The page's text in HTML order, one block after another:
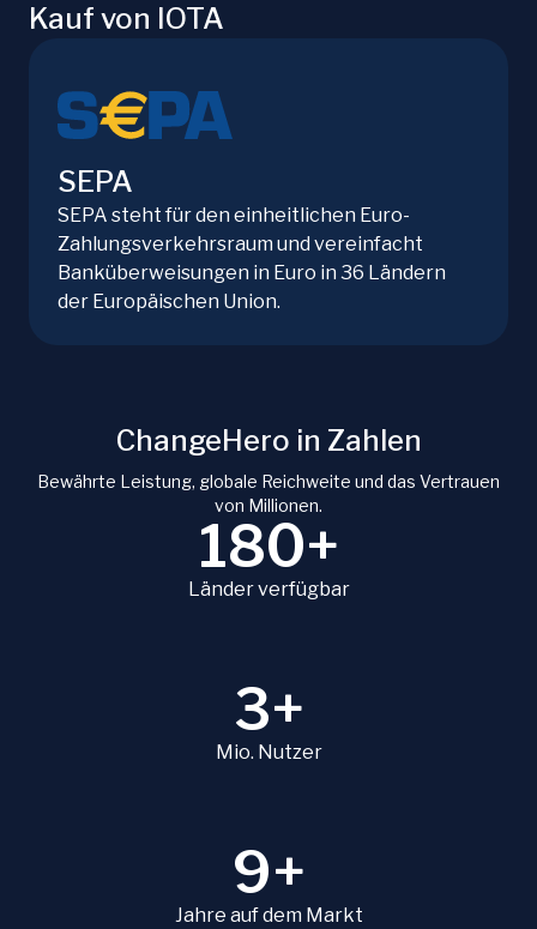
Kauf von IOTA
SEPA
SEPA steht für den einheitlichen Euro-
Zahlungsverkehrsraum und vereinfacht
Banküberweisungen in Euro in 36 Ländern
der Europäischen Union.
ChangeHero in Zahlen
Bewährte Leistung, globale Reichweite und das Vertrauen
von Millionen.
180+
Länder verfügbar
3+
Mio. Nutzer
9+
Jahre auf dem Markt